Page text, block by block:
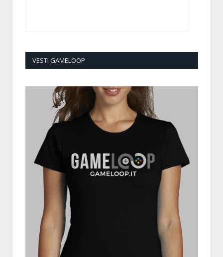
VESTI GAMELOOP